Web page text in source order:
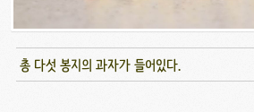
총 다섯 봉지의 과자가 들어있다.